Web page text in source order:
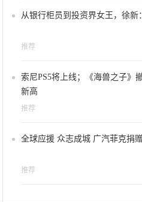
从银行柜员到投资界女王，徐
推荐
索尼PS5将上线；《海兽之子》
新高
推荐
全球应援 众志成城 广汽菲克捐
推荐